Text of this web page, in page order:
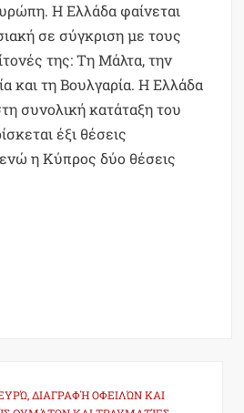
Η Ελλάδα φαίνεται
σε σύγκριση με τους
της: Τη Μάλτα, την
και τη Βουλγαρία. Η Ελλάδα
συνολική κατάταξη του
έξι θέσεις
η Κύπρος δύο θέσεις
ΔΙΑΓΡΑΦΉ ΟΦΕΙΛΏΝ ΚΑΙ